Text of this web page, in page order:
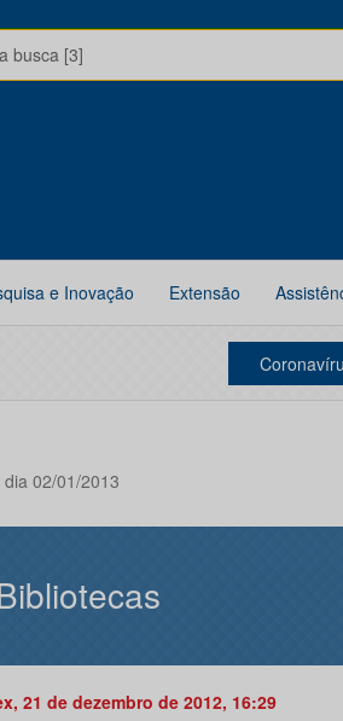
busca [3]
e Inovação Extensão
02/01/2013
21 de dezembro de 2012, 16:29